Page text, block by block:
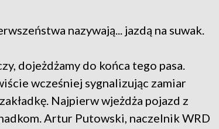
nazywają... jazdą na suwak.
dojeżdżamy do końca tego pasa.
wcześniej sygnalizując zamiar
Najpierw wjeżdża pojazd z
Artur Putowski, naczelnik WRD